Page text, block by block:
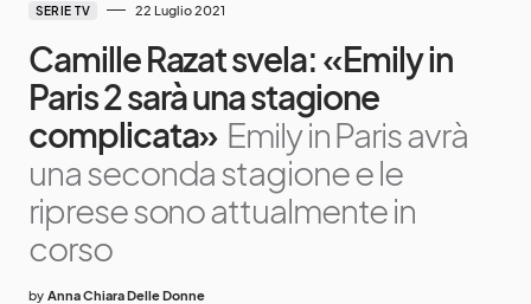
SERIE TV 22 Luglio 2021
Camille Razat svela: «Emily in
Paris 2 sarà una stagione
complicata» Emily in Paris avrà
una seconda stagione e le
riprese sono attualmente in
corso
by Anna Chiara Delle Donne